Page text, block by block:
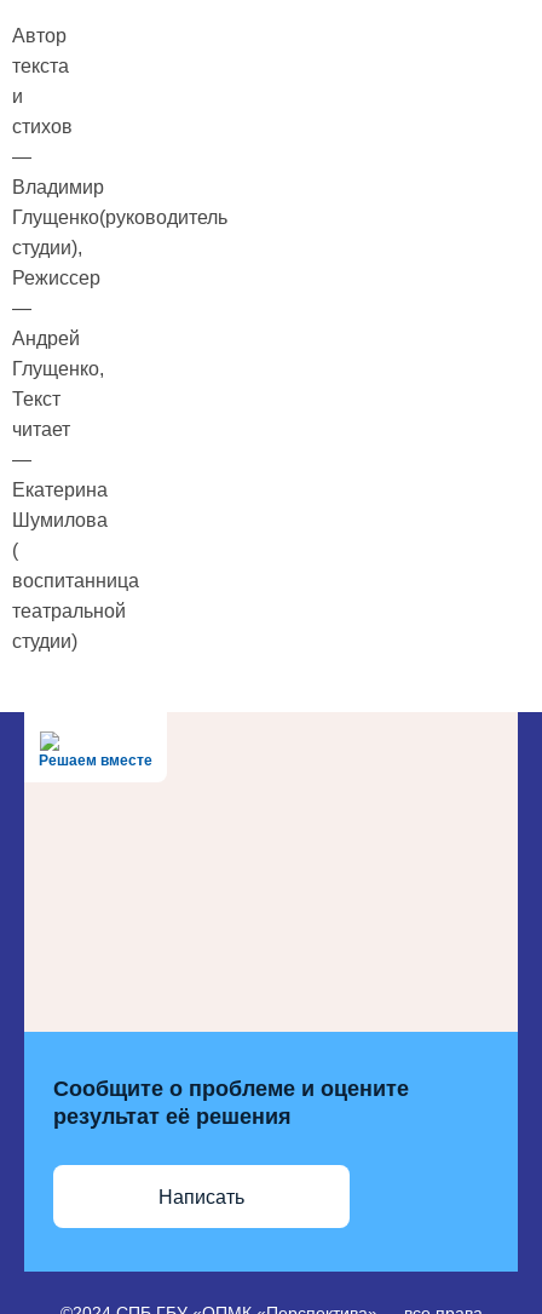
Автор
текста
и
стихов
—
Владимир
Глущенко(руководитель
студии),
Режиссер
—
Андрей
Глущенко,
Текст
читает
—
Екатерина
Шумилова
(
воспитанница
театральной
студии)
Решаем вместе
Сообщите о проблеме и оцените
результат её решения
Написать